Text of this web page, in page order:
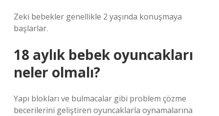
Zeki bebekler genellikle 2 yaşında konuşmaya
başlarlar.
18 aylık bebek oyuncakları
neler olmalı?
Yapı blokları ve bulmacalar gibi problem çözme
becerilerini geliştiren oyuncaklarla oynamalarına